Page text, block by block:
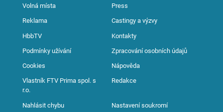
Volná místa Press
Reklama Castingy a výzvy
HbbTV Kontakty
Podmínky užívání Zpracování osobních údajů
Cookies Nápověda
Vlastník FTV Prima spol. s
r.o.
Redakce
Nahlásit chybu Nastavení soukromí